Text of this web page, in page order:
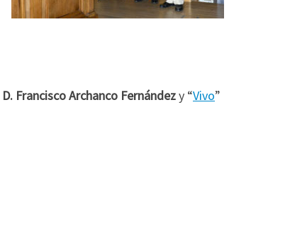
D. Francisco Archanco Fernándezy “Vivo”